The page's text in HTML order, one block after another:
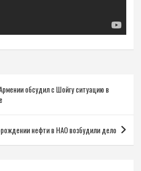
обсудил с Шойгу ситуацию в
нефти в НАО возбудили дело